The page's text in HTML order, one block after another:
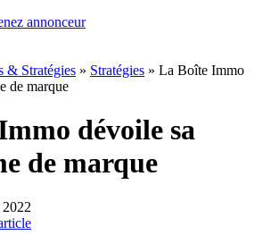
annonceur
& Stratégies » Stratégies » La Boîte Immo
de marque
dévoile sa
de marque